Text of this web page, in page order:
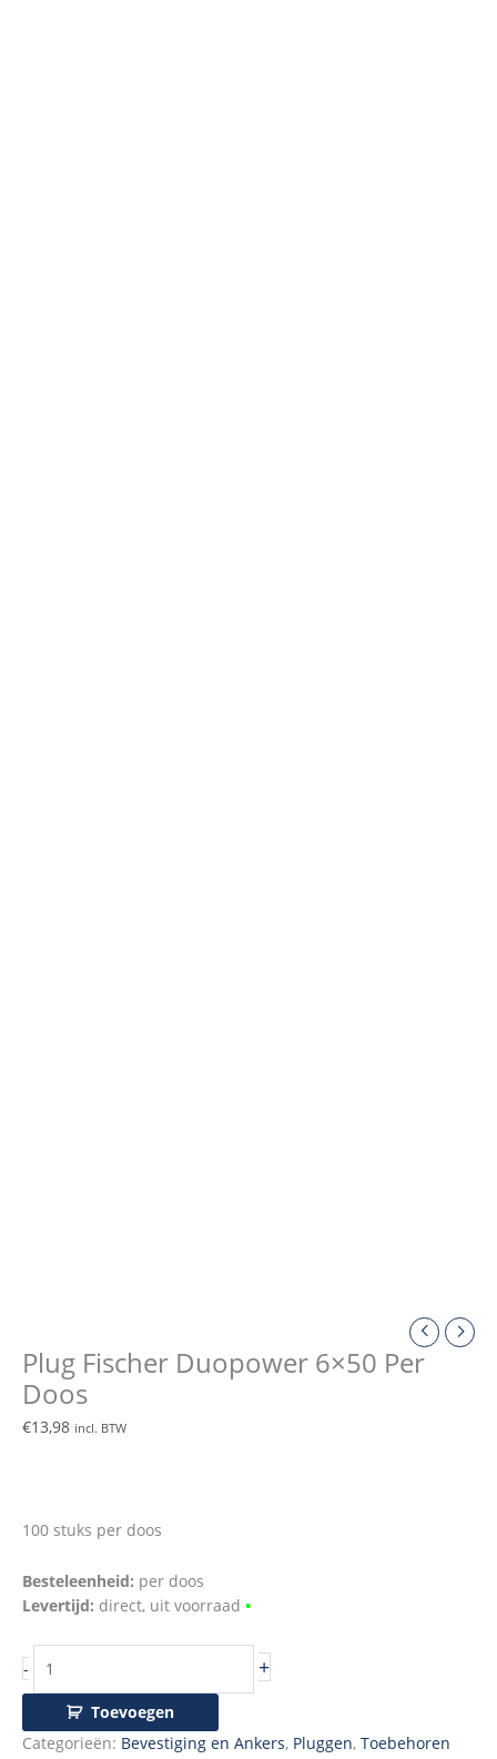
Plug Fischer Duopower 6×50 Per
Doos
€13,98 incl. BTW
100 stuks per doos
Besteleenheid: per doos
Levertijd: direct, uit voorraad •
- +
Toevoegen
Categorieën: Bevestiging en Ankers, Pluggen, Toebehoren